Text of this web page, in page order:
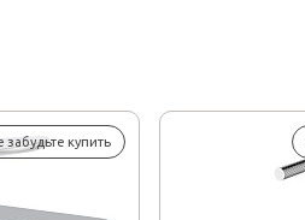
забудьте купить